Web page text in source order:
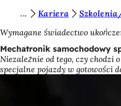
Przejdź do treści
e
s
t
e
Kariera
Wymagane świadectwo
Mechatronik samochodowy
Niezależnie od tego, czy chodzi
specjalne pojazdy w gotowości